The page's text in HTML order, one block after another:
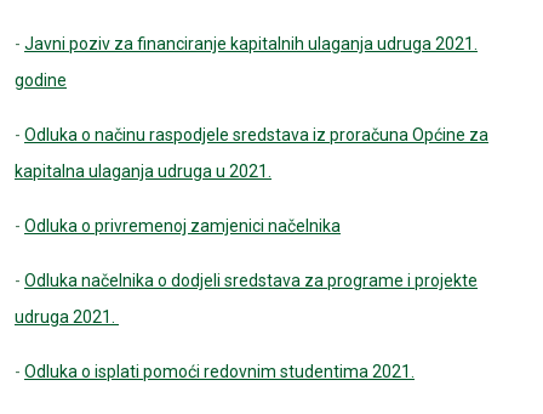
- Javni poziv za financiranje kapitalnih ulaganja udruga 2021.
godine
- Odluka o načinu raspodjele sredstava iz proračuna Općine za
kapitalna ulaganja udruga u 2021.
- Odluka o privremenoj zamjenici načelnika
- Odluka načelnika o dodjeli sredstava za programe i projekte
udruga 2021.
- Odluka o isplati pomoći redovnim studentima 2021.